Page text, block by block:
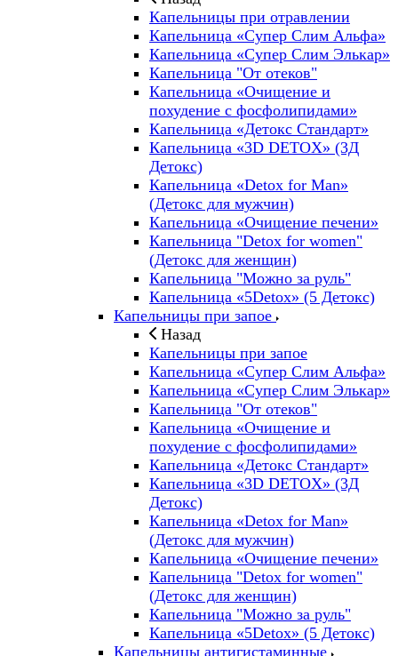
Капельницы при отравлении
Капельница «Супер Слим Альфа»
Капельница «Супер Слим Элькар»
Капельница "От отеков"
Капельница «Очищение и
похудение с фосфолипидами»
Капельница «Детокс Стандарт»
Капельница «3D DETOX» (3Д
Детокс)
Капельница «Detox for Man»
(Детокс для мужчин)
Капельница «Очищение печени»
Капельница "Detox for women"
(Детокс для женщин)
Капельница "Можно за руль"
Капельница «5Detox» (5 Детокс)
Капельницы при запое
Назад
Капельницы при запое
Капельница «Супер Слим Альфа»
Капельница «Супер Слим Элькар»
Капельница "От отеков"
Капельница «Очищение и
похудение с фосфолипидами»
Капельница «Детокс Стандарт»
Капельница «3D DETOX» (3Д
Детокс)
Капельница «Detox for Man»
(Детокс для мужчин)
Капельница «Очищение печени»
Капельница "Detox for women"
(Детокс для женщин)
Капельница "Можно за руль"
Капельница «5Detox» (5 Детокс)
Капельницы антигистаминные